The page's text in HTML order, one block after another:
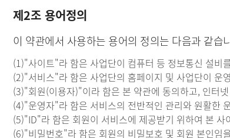
제2조 용어정의
이 약관에서 사용하는 용어의 정의는 다음과 같습
(1)"사이트"라 함은 사업단이 컴퓨터 등 정보통신 설비
(2)"서비스"라 함은 사업단의 홈페이지 및 사업단이 운
(3)"회원(이용자)"이라 함은 본 약관에 동의하고, 인터
(4)"운영자"라 함은 서비스의 전반적인 관리와 원활한
(5)"ID"라 함은 회원이 서비스에 제공받기 위하여 본
(6)"비밀번호"라 함은 회원의 비밀보호 및 회원 본인임